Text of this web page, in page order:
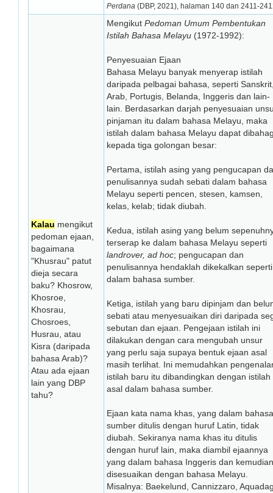
Perdana (DBP, 2021), halaman 140 dan 2411-
Kalau mengikut
pedoman ejaan,
bagaimana
"Khusrau" patut
dieja secara
baku? Khosrow,
Khosroe,
Khosrau,
Chosroes,
Husrau, atau
Kisra (daripada
bahasa Arab)?
Atau ada ejaan
lain yang DBP
tahu?
Mengikut Pedoman Umum Pembentukan
Istilah Bahasa Melayu (1972-1992):
Penyesuaian Ejaan
Bahasa Melayu banyak menyerap istilah
daripada pelbagai bahasa, seperti
Arab, Portugis, Belanda, Inggeris dan lain-
lain. Berdasarkan darjah penyesuaian
pinjaman itu dalam bahasa Melayu, maka
istilah dalam bahasa Melayu dapat
kepada tiga golongan besar:
Pertama, istilah asing yang pengucapan
penulisannya sudah sebati dalam bahasa
Melayu seperti pencen, stesen, kamsen,
kelas, kelab; tidak diubah.
Kedua, istilah asing yang belum
terserap ke dalam bahasa Melayu seperti
landrover, ad hoc; pengucapan dan
penulisannya hendaklah dikekalkan seperti
dalam bahasa sumber.
Ketiga, istilah yang baru dipinjam dan
sebati atau menyesuaikan diri daripada
sebutan dan ejaan. Pengejaan istilah ini
dilakukan dengan cara mengubah unsur
yang perlu saja supaya bentuk ejaan asal
masih terlihat. Ini memudahkan
istilah baru itu dibandingkan dengan istilah
asal dalam bahasa sumber.
Ejaan kata nama khas, yang dalam bahasa
sumber ditulis dengan huruf Latin, tidak
diubah. Sekiranya nama khas itu ditulis
dengan huruf lain, maka diambil ejaannya
yang dalam bahasa Inggeris dan kemudian
disesuaikan dengan bahasa Melayu.
Misalnya: Baekelund, Cannizzaro,